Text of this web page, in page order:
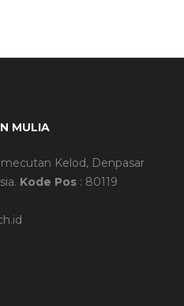
MULIA
Kelod, Denpasar
Kode Pos : 80119